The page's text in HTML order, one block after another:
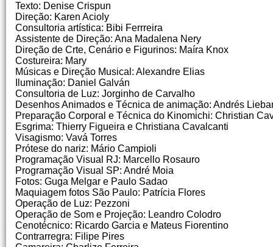
Texto: Denise Crispun
Direção: Karen Acioly
Consultoria artística: Bibi Ferrreira
Assistente de Direção: Ana Madalena Nery
Direção de Crte, Cenário e Figurinos: Maíra Knox
Costureira: Mary
Músicas e Direção Musical: Alexandre Elias
Iluminação: Daniel Galván
Consultoria de Luz: Jorginho de Carvalho
Desenhos Animados e Técnica de animação: Andrés
Preparação Corporal e Técnica do Kinomichi: Christian
Esgrima: Thierry Figueira e Christiana Cavalcanti
Visagismo: Vavá Torres
Prótese do nariz: Mário Campioli
Programação Visual RJ: Marcello Rosauro
Programação Visual SP: André Moia
Fotos: Guga Melgar e Paulo Sadao
Maquiagem fotos São Paulo: Patrícia Flores
Operação de Luz: Pezzoni
Operação de Som e Projeção: Leandro Colodro
Cenotécnico: Ricardo Garcia e Mateus Fiorentino
Contrarregra: Filipe Pires